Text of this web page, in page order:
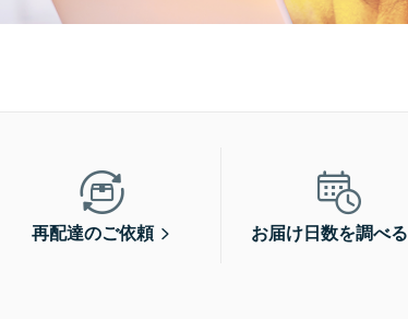
再配達のご依頼 お届け日数を調べる